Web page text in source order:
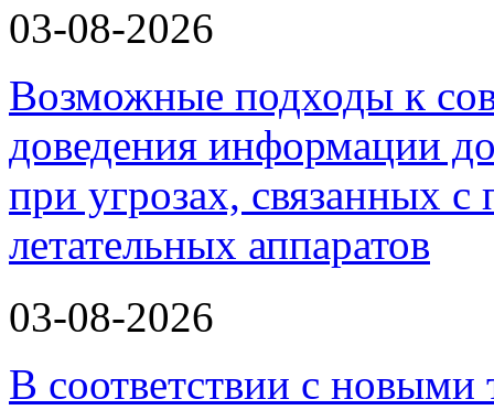
03-08-2026
Возможные подходы к
доведения информации
при угрозах, связанных
летательных аппаратов
03-08-2026
В соответствии с новыми